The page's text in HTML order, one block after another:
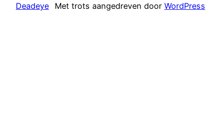
Deadeye Met trots aangedreven door WordPress